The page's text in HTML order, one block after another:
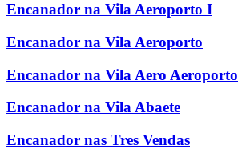
Encanador na Vila Aeroporto I
Encanador na Vila Aeroporto
Encanador na Vila Aero Aeroporto
Encanador na Vila Abaete
Encanador nas Tres Vendas